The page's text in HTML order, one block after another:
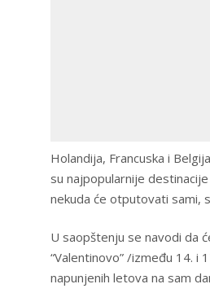
Holandija, Francuska i
su najpopularnije
nekuda će otputovati sami,
U saopštenju se navodi da
“Valentinovo” /između 14. i
napunjenih letova na sam